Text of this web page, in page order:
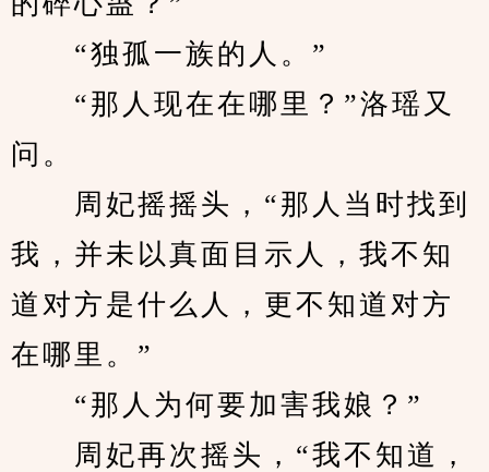
“独孤一族的人。”
“那人现在在哪里？”洛瑶又
问。
周妃摇摇头，“那人当时找到
我，并未以真面目示人，我不知
道对方是什么人，更不知道对方
在哪里。”
“那人为何要加害我娘？”
周妃再次摇头，“我不知道，